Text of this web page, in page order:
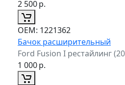
2 500р.
ОЕМ: 1221362
Бачок расширительный
Ford Fusion I рестайлинг
1 000р.